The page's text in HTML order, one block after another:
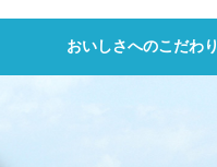
おいしさへのこだわり